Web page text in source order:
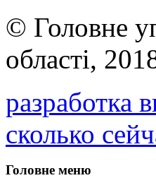
© Головне
області,
разработка
сколько
Головне меню